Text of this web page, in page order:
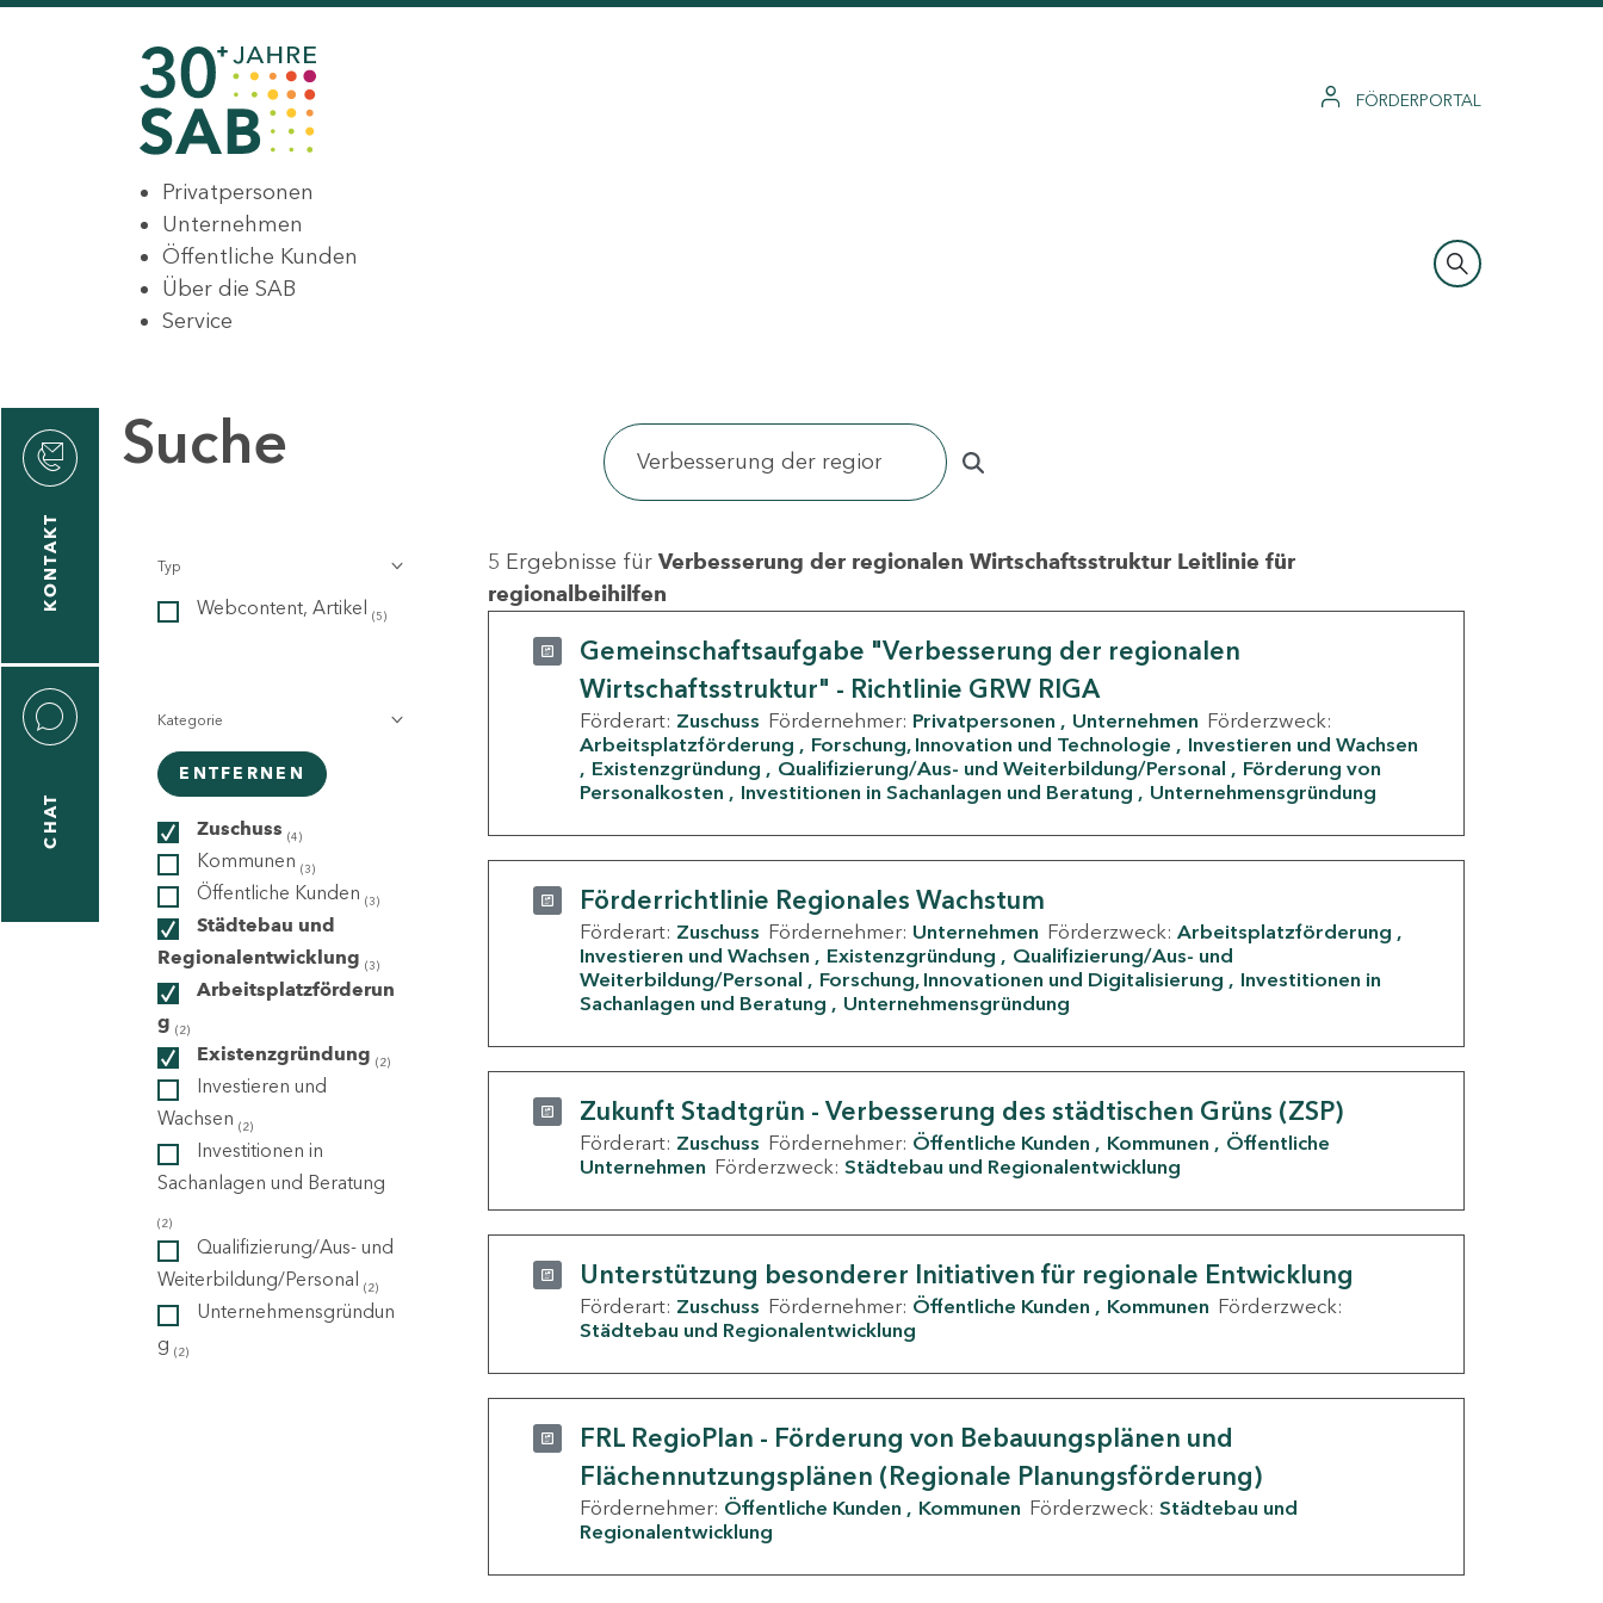
FÖRDERPORTAL
Privatpersonen
Unternehmen
Öffentliche Kunden
Über die SAB
Service
KONTAKT
CHAT
Suche
Typ
Webcontent, Artikel (5)
Kategorie
ENTFERNEN
Zuschuss (4)
Kommunen (3)
Öffentliche Kunden (3)
Städtebau und
Regionalentwicklung (3)
Arbeitsplatzförderun
g (2)
Existenzgründung (2)
Investieren und
Wachsen (2)
Investitionen in
Sachanlagen und Beratung
(2)
Qualifizierung/Aus- und
Weiterbildung/Personal (2)
Unternehmensgründun
g (2)
5 Ergebnisse für Verbesserung der regionalen Wirtschaftsstruktur Leitlinie für
regionalbeihilfen
Gemeinschaftsaufgabe "Verbesserung der regionalen
Wirtschaftsstruktur" - Richtlinie GRW RIGA
Förderart: Zuschuss Fördernehmer: Privatpersonen Unternehmen Förderzweck:
Arbeitsplatzförderung
Forschung, Innovation und Technologie
Investieren und Wachsen
Existenzgründung
Qualifizierung/Aus- und Weiterbildung/Personal
Förderung von
Personalkosten
Investitionen in Sachanlagen und Beratung Unternehmensgründung
Förderrichtlinie Regionales Wachstum
Förderart: Zuschuss Fördernehmer: Unternehmen Förderzweck: Arbeitsplatzförderung
Investieren und Wachsen
Existenzgründung
Qualifizierung/Aus- und
Weiterbildung/Personal
Forschung, Innovationen und Digitalisierung
Investitionen in
Sachanlagen und Beratung
Unternehmensgründung
Zukunft Stadtgrün - Verbesserung des städtischen Grüns (ZSP)
Förderart: Zuschuss Fördernehmer: Öffentliche Kunden Kommunen
Öffentliche
Unternehmen Förderzweck: Städtebau und Regionalentwicklung
Unterstützung besonderer Initiativen für regionale Entwicklung
Förderart: Zuschuss Fördernehmer: Öffentliche Kunden Kommunen Förderzweck:
Städtebau und Regionalentwicklung
FRL RegioPlan - Förderung von Bebauungsplänen und
Flächennutzungsplänen (Regionale Planungsförderung)
Fördernehmer: Öffentliche Kunden Kommunen Förderzweck: Städtebau und
Regionalentwicklung